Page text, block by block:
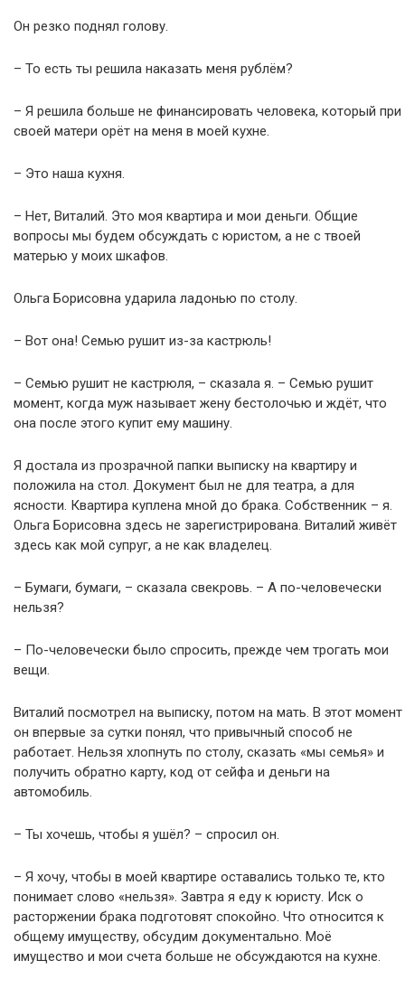
Он резко поднял голову.
– То есть ты решила наказать меня рублём?
– Я решила больше не финансировать человека, который при
своей матери орёт на меня в моей кухне.
– Это наша кухня.
– Нет, Виталий. Это моя квартира и мои деньги. Общие
вопросы мы будем обсуждать с юристом, а не с твоей
матерью у моих шкафов.
Ольга Борисовна ударила ладонью по столу.
– Вот она! Семью рушит из-за кастрюль!
– Семью рушит не кастрюля, – сказала я. – Семью рушит
момент, когда муж называет жену бестолочью и ждёт, что
она после этого купит ему машину.
Я достала из прозрачной папки выписку на квартиру и
положила на стол. Документ был не для театра, а для
ясности. Квартира куплена мной до брака. Собственник – я.
Ольга Борисовна здесь не зарегистрирована. Виталий живёт
здесь как мой супруг, а не как владелец.
– Бумаги, бумаги, – сказала свекровь. – А по-человечески
нельзя?
– По-человечески было спросить, прежде чем трогать мои
вещи.
Виталий посмотрел на выписку, потом на мать. В этот момент
он впервые за сутки понял, что привычный способ не
работает. Нельзя хлопнуть по столу, сказать «мы семья» и
получить обратно карту, код от сейфа и деньги на
автомобиль.
– Ты хочешь, чтобы я ушёл? – спросил он.
– Я хочу, чтобы в моей квартире оставались только те, кто
понимает слово «нельзя». Завтра я еду к юристу. Иск о
расторжении брака подготовят спокойно. Что относится к
общему имуществу, обсудим документально. Моё
имущество и мои счета больше не обсуждаются на кухне.